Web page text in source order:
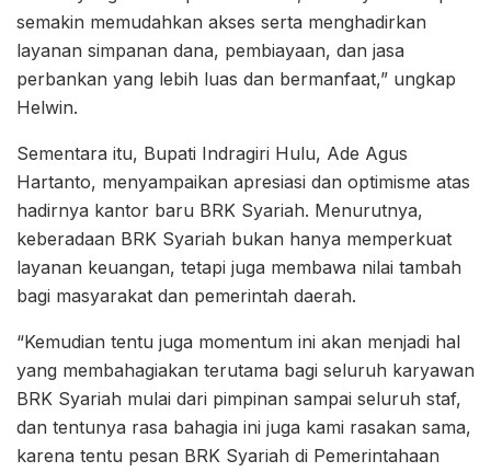
semakin memudahkan akses serta menghadirkan
layanan simpanan dana, pembiayaan, dan jasa
perbankan yang lebih luas dan bermanfaat,” ungkap
Helwin.
Sementara itu, Bupati Indragiri Hulu, Ade Agus
Hartanto, menyampaikan apresiasi dan optimisme atas
hadirnya kantor baru BRK Syariah. Menurutnya,
keberadaan BRK Syariah bukan hanya memperkuat
layanan keuangan, tetapi juga membawa nilai tambah
bagi masyarakat dan pemerintah daerah.
“Kemudian tentu juga momentum ini akan menjadi hal
yang membahagiakan terutama bagi seluruh karyawan
BRK Syariah mulai dari pimpinan sampai seluruh staf,
dan tentunya rasa bahagia ini juga kami rasakan sama,
karena tentu pesan BRK Syariah di Pemerintahaan